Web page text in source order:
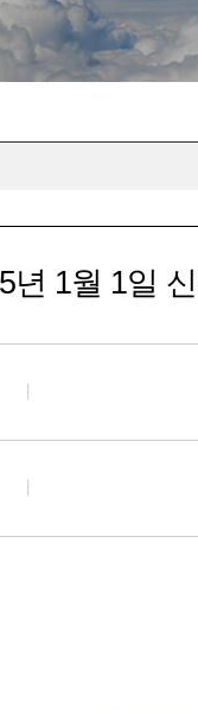
년 1월 1일